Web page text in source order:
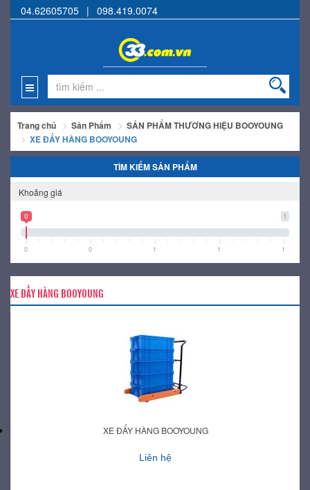
04.62605705 | 098.419.0074
Trang chủ Sản Phẩm
SẢN PHẨM THƯƠNG HIỆU BOOYOUNG
XE ĐẤY HÀNG BOOYOUNG
TÌM KIẾM SẢN PHẨM
Khoảng giá
1
0
0 0 1 1 1
XE ĐẤY HÀNG BOOYOUNG
XE ĐẨY HÀNG BOOYOUNG
Liên hệ